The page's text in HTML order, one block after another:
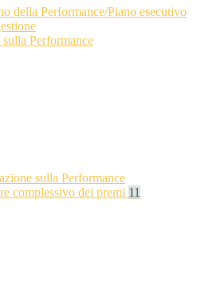
della Performance/Piano esecutivo
Performance
sulla Performance
complessivo dei premi 11